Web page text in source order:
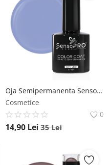
Oja Semipermanenta SensoPRO Milano 10ml - 149 Pastel Lilac SensoPRO Milano
Cosmetice
0
14,90 Lei 35Lei